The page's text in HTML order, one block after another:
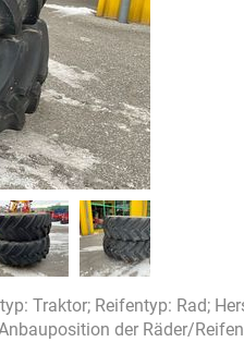
Traktor; Reifentyp: Rad;
der Räder/